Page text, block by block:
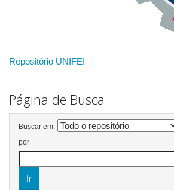
Repositório UNIFEI
Página de Busca
Buscar em:
por